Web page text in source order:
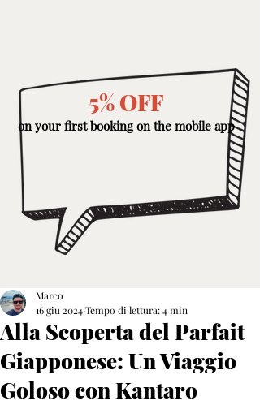
5% OFF
on your first booking on the mobile app
Alla Scoperta del Parfait
Giapponese: Un Viaggio
Goloso con Kantaro
Marco
16 giu 2024Tempo di lettura: 4 min